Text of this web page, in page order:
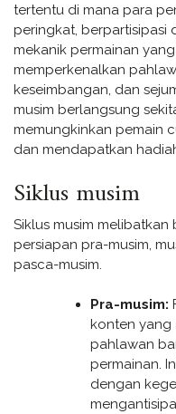
tertentu di mana para
peringkat, berpartisipasi
mekanik permainan
memperkenalkan
keseimbangan, dan
musim berlangsung
memungkinkan pemain
dan mendapatkan
Siklus musim
Siklus musim
persiapan pra-musim,
pasca-musim.
Pra-musim:
konten yang
pahlawan
permainan.
dengan